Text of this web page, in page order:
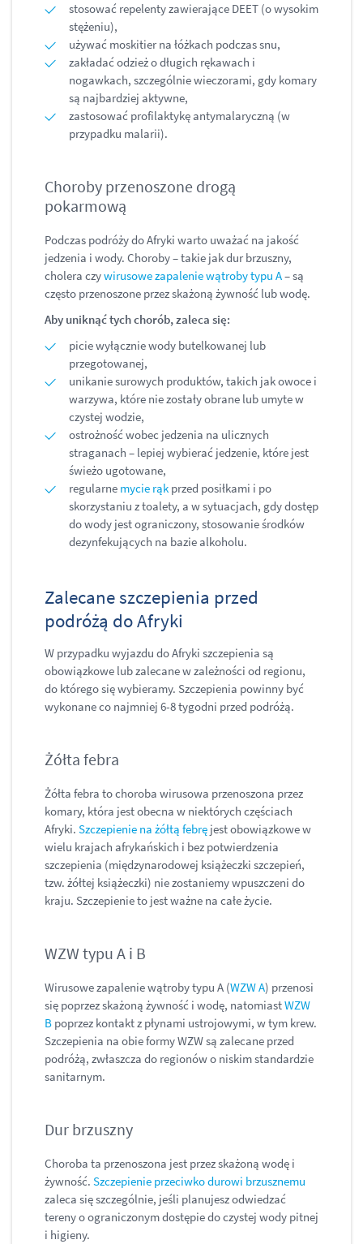
stosować repelenty zawierające DEET (o wysokim
stężeniu),
używać moskitier na łóżkach podczas snu,
zakładać odzież o długich rękawach i
nogawkach, szczególnie wieczorami, gdy komary
są najbardziej aktywne,
zastosować profilaktykę antymalaryczną (w
przypadku malarii).
Choroby przenoszone drogą
pokarmową
Podczas podróży do Afryki warto uważać na jakość
jedzenia i wody. Choroby – takie jak dur brzuszny,
cholera czywirusowe zapalenie wątroby typu A– są
często przenoszone przez skażoną żywność lub wodę.
Aby uniknąć tych chorób, zaleca się:
picie wyłącznie wody butelkowanej lub
przegotowanej,
unikanie surowych produktów, takich jak owoce i
warzywa, które nie zostały obrane lub umyte w
czystej wodzie,
ostrożność wobec jedzenia na ulicznych
straganach – lepiej wybierać jedzenie, które jest
świeżo ugotowane,
regularne mycie rąk przed posiłkami i po
skorzystaniu z toalety, a w sytuacjach, gdy dostęp
do wody jest ograniczony, stosowanie środków
dezynfekujących na bazie alkoholu.
Zalecane szczepienia przed
podróżą do Afryki
W przypadku wyjazdu do Afryki szczepienia są
obowiązkowe lub zalecane w zależności od regionu,
do którego się wybieramy. Szczepienia powinny być
wykonane co najmniej 6-8 tygodni przed podróżą.
Żółta febra
Żółta febra to choroba wirusowa przenoszona przez
komary, która jest obecna w niektórych częściach
Afryki. Szczepienie na żółtą febrę jest obowiązkowe w
wielu krajach afrykańskich i bez potwierdzenia
szczepienia (międzynarodowej książeczki szczepień,
tzw. żółtej książeczki) nie zostaniemy wpuszczeni do
kraju. Szczepienie to jest ważne na całe życie.
WZW typu A i B
Wirusowe zapalenie wątroby typu A (WZW A) przenosi
się poprzez skażoną żywność i wodę, natomiastWZW
B poprzez kontakt z płynami ustrojowymi, w tym krew.
Szczepienia na obie formy WZW są zalecane przed
podróżą, zwłaszcza do regionów o niskim standardzie
sanitarnym.
Dur brzuszny
Choroba ta przenoszona jest przez skażoną wodę i
żywność. Szczepienie przeciwko durowi brzusznemu
zaleca się szczególnie, jeśli planujesz odwiedzać
tereny o ograniczonym dostępie do czystej wody pitnej
i higieny.